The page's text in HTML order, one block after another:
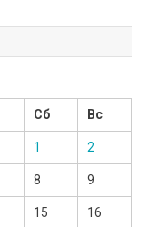
Сб Вс
1 2
8 9
15 16